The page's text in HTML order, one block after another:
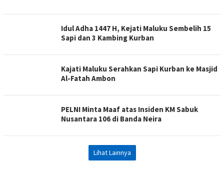
Idul Adha 1447 H, Kejati Maluku Sembelih 15
Sapi dan 3 Kambing Kurban
Kajati Maluku Serahkan Sapi Kurban ke Masjid
Al-Fatah Ambon
PELNI Minta Maaf atas Insiden KM Sabuk
Nusantara 106 di Banda Neira
Lihat Lainnya